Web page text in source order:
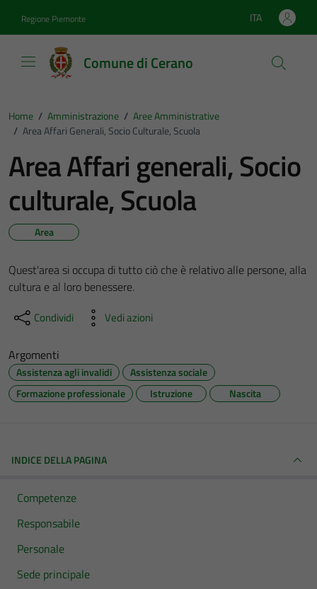
Regione Piemonte Lingua attiva:
ITA
Comune di Cerano
Home / Amministrazione / Aree Amministrative
/ Area Affari Generali, Socio Culturale, Scuola
Area Affari generali, Socio
culturale, Scuola
Area
Quest'area si occupa di tutto ciò che è relativo alle persone, alla
cultura e al loro benessere.
Condividi Vedi azioni
Argomenti
Assistenza agli invalidi
Assistenza sociale
Formazione professionale
Istruzione Nascita
INDICE DELLA PAGINA
Competenze
Responsabile
Personale
Sede principale